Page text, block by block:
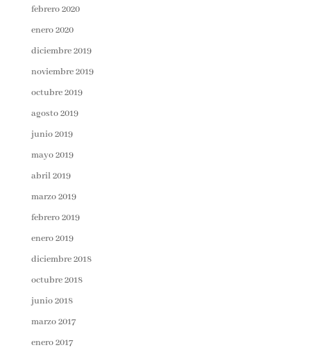
febrero 2020
enero 2020
diciembre 2019
noviembre 2019
octubre 2019
agosto 2019
junio 2019
mayo 2019
abril 2019
marzo 2019
febrero 2019
enero 2019
diciembre 2018
octubre 2018
junio 2018
marzo 2017
enero 2017